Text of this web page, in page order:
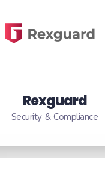
Rexguard
Security & Compliance